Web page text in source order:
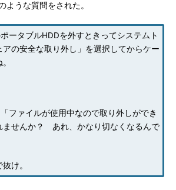
ような質問をされた。
ータブルHDDを外すときってシステムト
アの安全な取り外し」を選択してからケー
ファイルが使用中なので取り外しができ
ませんか？ あれ、かなり切なくなるんで
け。